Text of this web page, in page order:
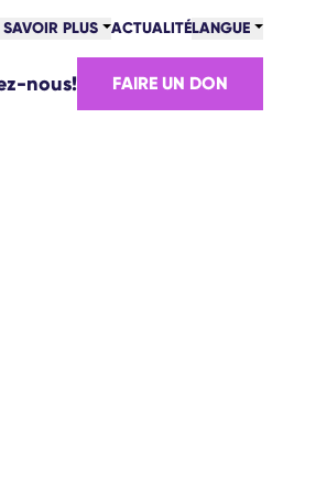
SAVOIR PLUS ACTUALITÉLANGUE
nous! FAIRE UN DON